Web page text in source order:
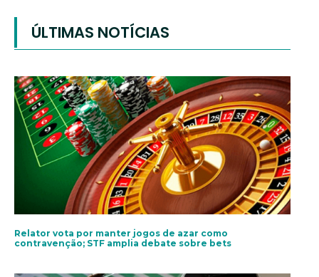
ÚLTIMAS NOTÍCIAS
Relator vota por manter jogos de azar como
contravenção; STF amplia debate sobre bets